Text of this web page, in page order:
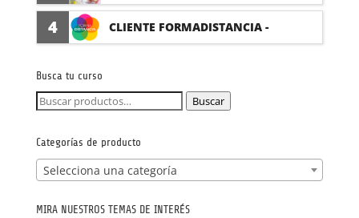
PARAFARMACIA CON PRÁCTICAS
4 CLIENTE FORMADISTANCIA -
Busca tu curso
Buscar
Buscar
Categorías de producto
Selecciona una categoría
MIRA NUESTROS TEMAS DE INTERÉS